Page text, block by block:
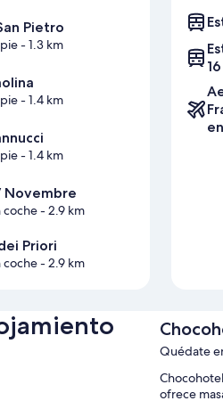
Pietro
- 1.3 km
- 1.4 km
- 1.4 km
Novembre
coche- 2.9 km
Priori
coche- 2.9 km
Quédate
ofrece